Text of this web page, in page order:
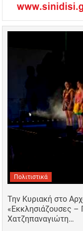
Πολιτιστικά
Την Κυριακή στο
«Εκκλησιάζουσες –
Χατζηπαναγιώτη…